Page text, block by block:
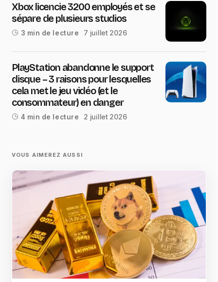
Xbox licencie 3200 employés et se
sépare de plusieurs studios
3 min de lecture 7 juillet 2026
PlayStation abandonne le support
disque – 3 raisons pour lesquelles
cela met le jeu vidéo (et le
consommateur) en danger
4 min de lecture 2 juillet 2026
VOUS AIMEREZ AUSSI